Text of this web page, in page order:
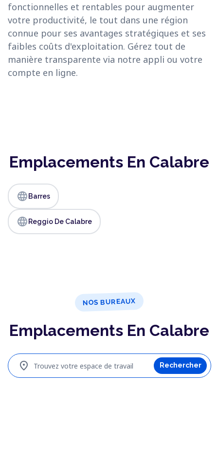
fonctionnelles et rentables pour augmenter
votre productivité, le tout dans une région
connue pour ses avantages stratégiques et ses
faibles coûts d'exploitation. Gérez tout de
manière transparente via notre appli ou votre
compte en ligne.
Emplacements En Calabre
language Barres
language Reggio De Calabre
NOS BUREAUX
Emplacements En Calabre
Trouvez votre espace de travail
location_on Rechercher